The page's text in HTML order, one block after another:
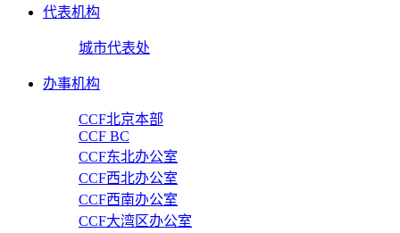
代表机构
城市代表处
办事机构
CCF北京本部
CCF BC
CCF东北办公室
CCF西北办公室
CCF西南办公室
CCF大湾区办公室